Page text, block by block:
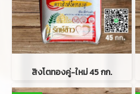
สิงโตทองคู่-ใหม่ 45 กก.